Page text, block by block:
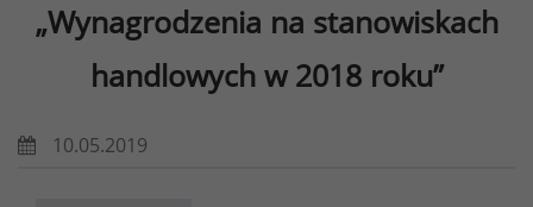
„Wynagrodzenia na stanowiskach
handlowych w 2018 roku”
10.05.2019